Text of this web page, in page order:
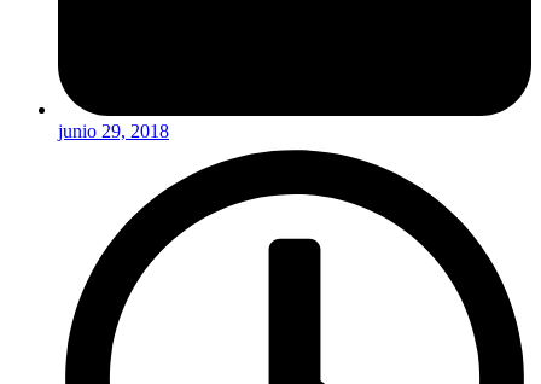
junio 29, 2018